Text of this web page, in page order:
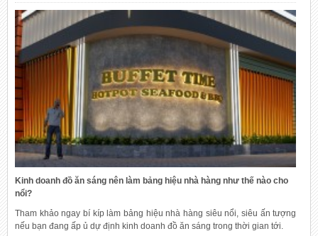
Kinh doanh đồ ăn sáng nên làm bảng hiệu nhà hàng như thế nào cho
nổi?
Tham khảo ngay bí kíp làm bảng hiệu nhà hàng siêu nổi, siêu ấn tượng
nếu bạn đang ấp ủ dự định kinh doanh đồ ăn sáng trong thời gian tới.